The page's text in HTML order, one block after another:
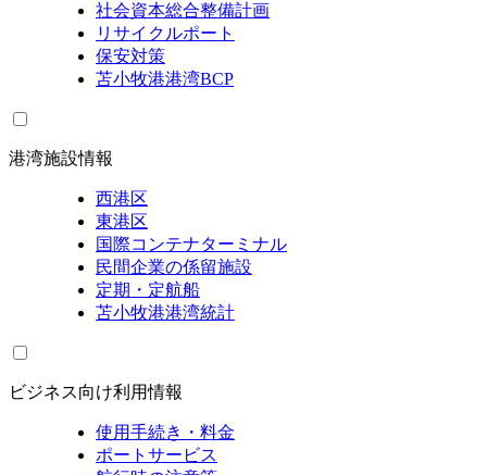
社会資本総合整備計画
リサイクルポート
保安対策
苫小牧港港湾BCP
港湾施設情報
西港区
東港区
国際コンテナターミナル
民間企業の係留施設
定期・定航船
苫小牧港港湾統計
ビジネス向け利用情報
使用手続き・料金
ポートサービス